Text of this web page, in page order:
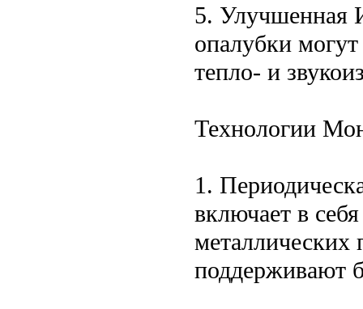
5. Улучшенная
опалубки
тепло- и
Технологии
1.
включает в
металлических
поддерживают